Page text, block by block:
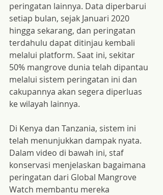
peringatan lainnya. Data diperbarui
setiap bulan, sejak Januari 2020
hingga sekarang, dan peringatan
terdahulu dapat ditinjau kembali
melalui platform. Saat ini, sekitar
50% mangrove dunia telah dipantau
melalui sistem peringatan ini dan
cakupannya akan segera diperluas
ke wilayah lainnya.
Di Kenya dan Tanzania, sistem ini
telah menunjukkan dampak nyata.
Dalam video di bawah ini, staf
konservasi menjelaskan bagaimana
peringatan dari Global Mangrove
Watch membantu mereka